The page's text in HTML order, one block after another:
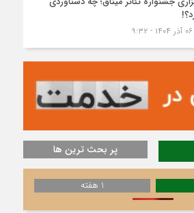
۰۶ آذر ۱۴۰۴ - ۹:۳۲
پر بحث ترین ها
1 هفته